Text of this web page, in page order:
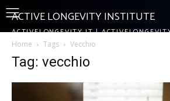
ACTIVE LONGEVITY INSTITUTE
ACTIVELONGEVITY.IT |
Home Tags Vecchio
Tag: vecchio